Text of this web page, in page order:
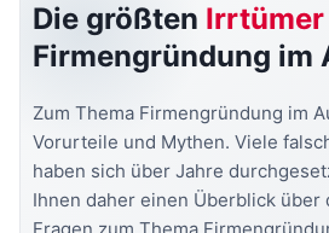
Die größten Irrtümer
Firmengründung im
Zum Thema Firmengründung im
Vorurteile und Mythen. Viele
haben sich über Jahre
Ihnen daher einen Überblick über